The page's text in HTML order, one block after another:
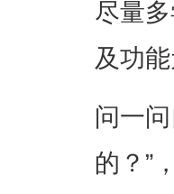
尽量
及功
问一
的？”